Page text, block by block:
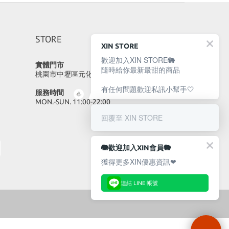
STORE
實體門市
桃園市中壢區元化路23號
服務時間
MON.-SUN. 11:00-22:00
XIN STORE
歡迎加入XIN STORE🐘
隨時給你最新最甜的商品
有任何問題歡迎私訊小幫手🤍
回覆至 XIN STORE
🐘歡迎加入XIN會員🐘
獲得更多XIN優惠資訊❤
連結 LINE 帳號